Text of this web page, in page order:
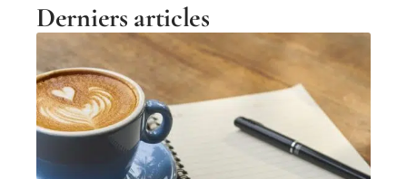
Derniers articles